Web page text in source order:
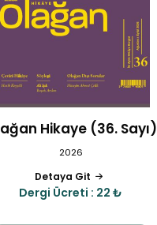
Hikaye (36. Sayı)
2026
Detaya Git
Dergi Ücreti : 22 ₺